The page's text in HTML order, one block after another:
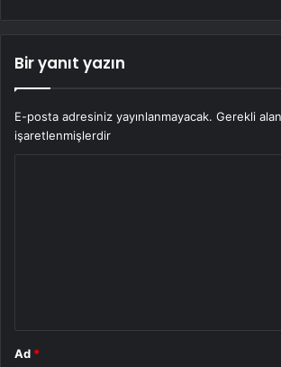
Bir yanıt yazın
E-posta adresiniz yayınlanmayacak. Gerekli
işaretlenmişlerdir
Ad *